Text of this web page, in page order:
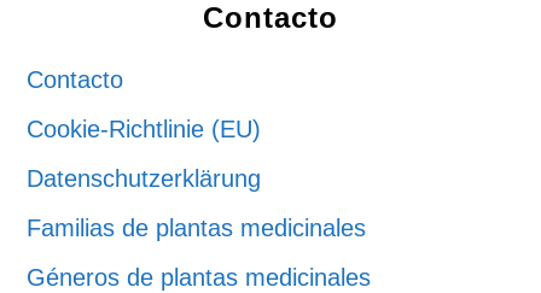
Contacto
Contacto
Cookie-Richtlinie (EU)
Datenschutzerklärung
Familias de plantas medicinales
Géneros de plantas medicinales